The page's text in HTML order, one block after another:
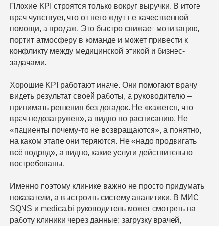
Плохие KPI строятся только вокруг выручки. В итоге
врач чувствует, что от него ждут не качественной
помощи, а продаж. Это быстро снижает мотивацию,
портит атмосферу в команде и может привести к
конфликту между медицинской этикой и бизнес-
задачами.
Хорошие KPI работают иначе. Они помогают врачу
видеть результат своей работы, а руководителю –
принимать решения без догадок. Не «кажется, что
врач недозагружен», а видно по расписанию. Не
«пациенты почему-то не возвращаются», а понятно,
на каком этапе они теряются. Не «надо продвигать
всё подряд», а видно, какие услуги действительно
востребованы.
Именно поэтому клинике важно не просто придумать
показатели, а выстроить систему аналитики. В МИС
SQNS и medica.bi руководитель может смотреть на
работу клиники через данные: загрузку врачей,